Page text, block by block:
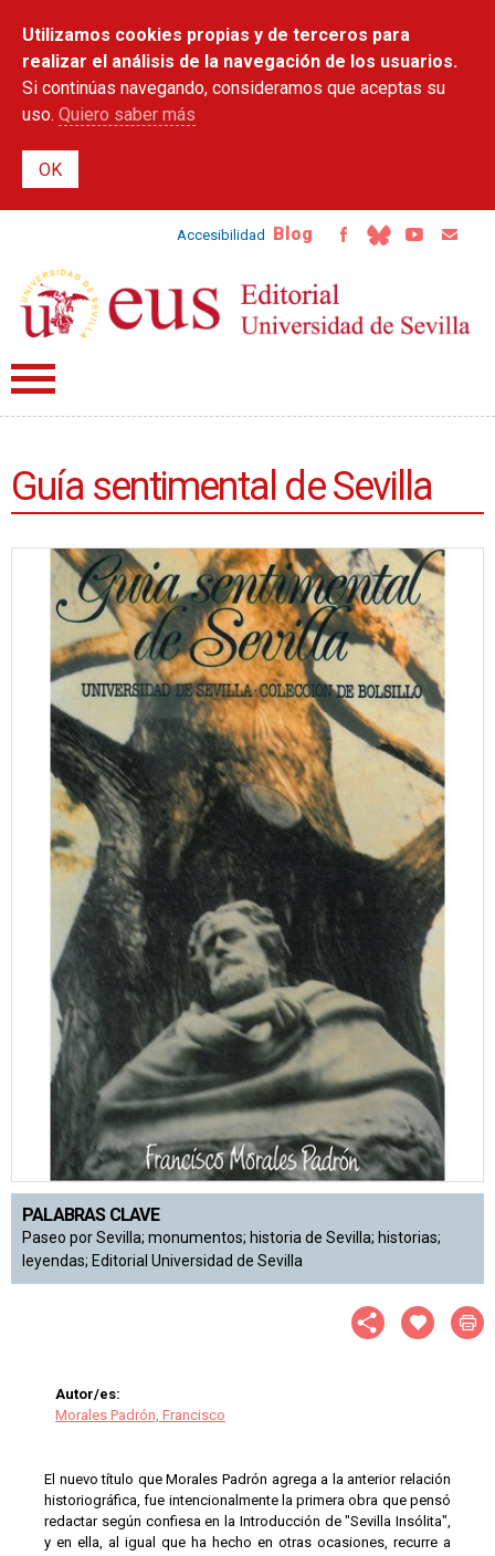
contenido
principal
Utilizamos cookies propias y de terceros para
realizar el análisis de la navegación de los usuarios.
Si continúas navegando, consideramos que aceptas su
uso. Quiero saber más
Accesibilidad Blog
Guía sentimental de Sevilla
PALABRAS CLAVE
Paseo por Sevilla; monumentos; historia de Sevilla; historias;
leyendas; Editorial Universidad de Sevilla
Autor/es:
Morales Padrón, Francisco
El nuevo título que Morales Padrón agrega a la anterior relación
historiográfica, fue intencionalmente la primera obra que pensó
redactar según confiesa en la Introducción de "Sevilla Insólita",
y en ella, al igual que ha hecho en otras ocasiones, recurre a